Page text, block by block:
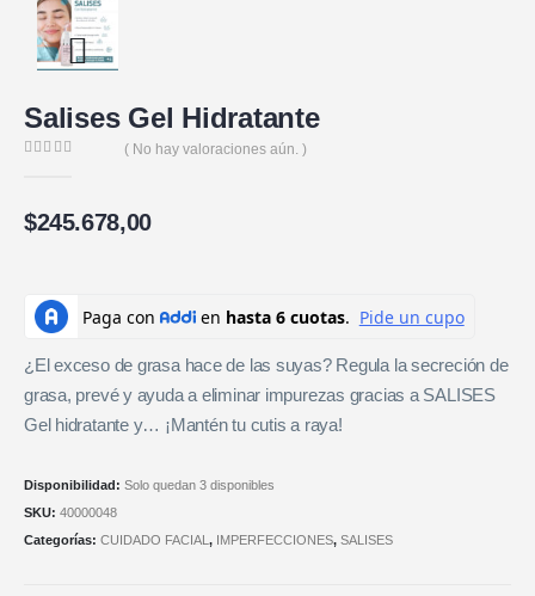
Salises Gel Hidratante
( No hay valoraciones aún. )
$245.678,00
¿El exceso de grasa hace de las suyas? Regula la secreción de
grasa, prevé y ayuda a eliminar impurezas gracias a SALISES
Gel hidratante y… ¡Mantén tu cutis a raya!
Disponibilidad: Solo quedan 3 disponibles
SKU: 40000048
Categorías: CUIDADO FACIAL , IMPERFECCIONES, SALISES